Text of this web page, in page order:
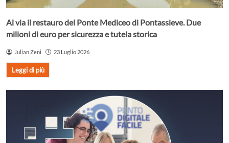
Al via il restauro del Ponte Mediceo di Pontassieve. Due
milioni di euro per sicurezza e tutela storica
Julian Zeni 23 Luglio 2026
Leggi di più